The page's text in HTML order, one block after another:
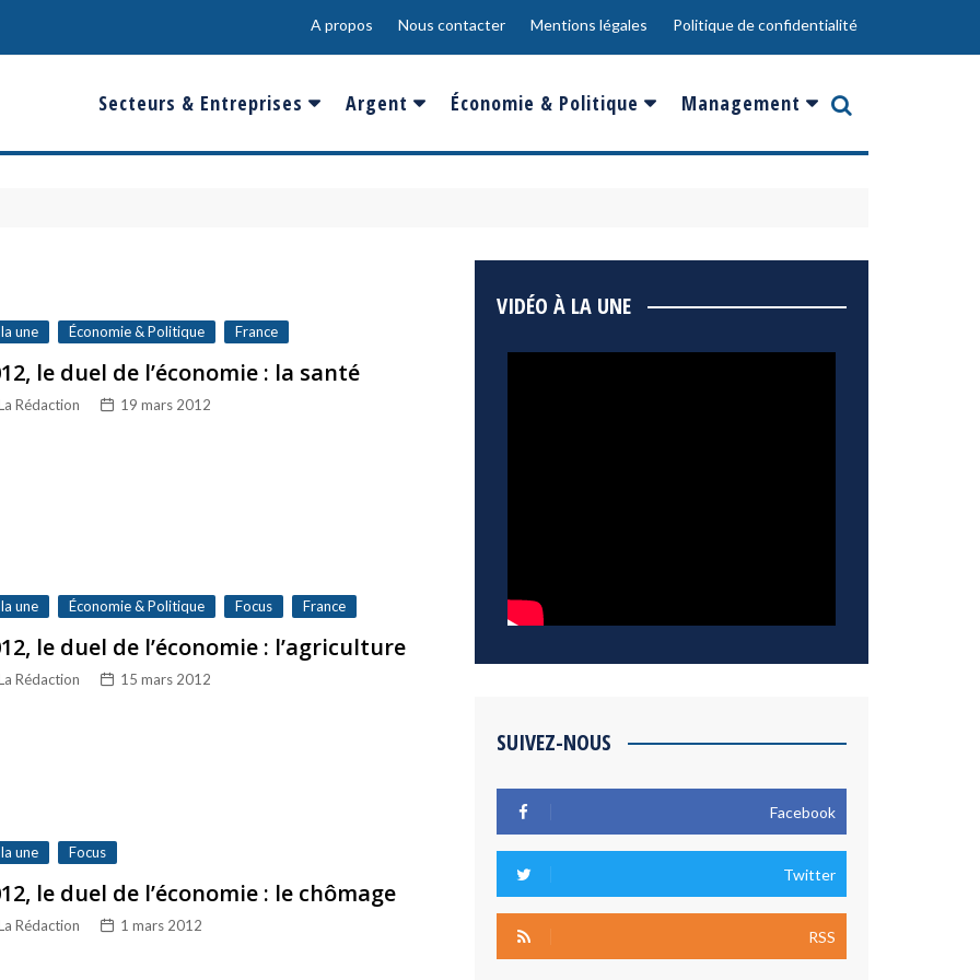
A propos Nous contacter Mentions légales Politique de confidentialité
Secteurs & Entreprises
Banques & Finances
Défense & Aéronautique
Santé & Biotechnologie
Technologies & Médias
Argent
Salaire
Epargne & Placements
Économie & Politique
France
Management
Innovation
une Économie & Politique France
le duel de l’économie : la santé
Rédaction 19 mars 2012
une Économie & Politique Focus France
le duel de l’économie : l’agriculture
Rédaction 15 mars 2012
une Focus
le duel de l’économie : le chômage
Rédaction 1 mars 2012
VIDÉO À LA UNE
SUIVEZ-NOUS
Facebook
Twitter
RSS